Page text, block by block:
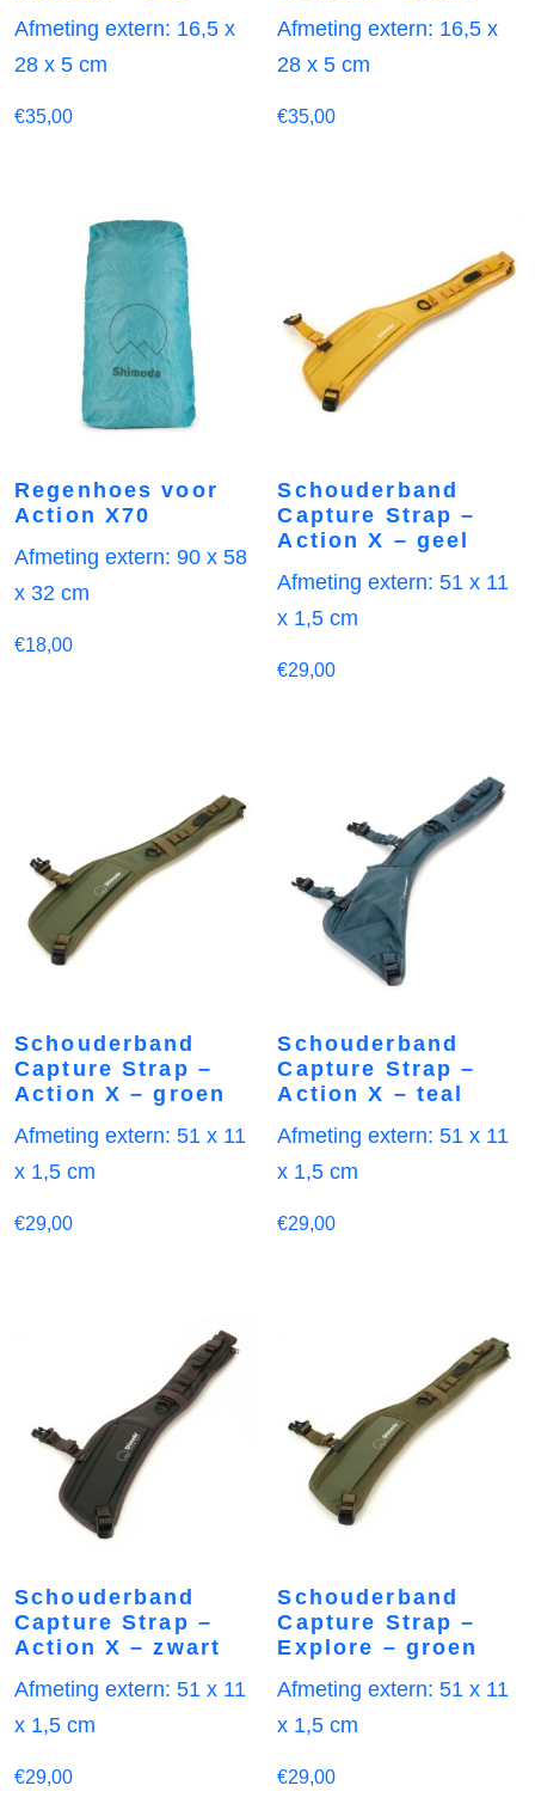
Afmeting extern: 16,5 x
28 x 5 cm
€35,00
Afmeting extern: 16,5 x
28 x 5 cm
€35,00
Regenhoes voor
Action X70
Afmeting extern: 90 x 58
x 32 cm
€18,00
Schouderband
Capture Strap –
Action X – geel
Afmeting extern: 51 x 11
x 1,5 cm
€29,00
Schouderband
Capture Strap –
Action X – groen
Afmeting extern: 51 x 11
x 1,5 cm
€29,00
Schouderband
Capture Strap –
Action X – teal
Afmeting extern: 51 x 11
x 1,5 cm
€29,00
Schouderband
Capture Strap –
Action X – zwart
Afmeting extern: 51 x 11
x 1,5 cm
€29,00
Schouderband
Capture Strap –
Explore – groen
Afmeting extern: 51 x 11
x 1,5 cm
€29,00